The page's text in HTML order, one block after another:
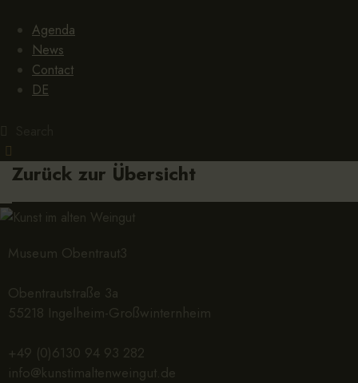
Agenda
News
Contact
DE
Zurück zur Übersicht
Museum Obentraut3
Obentrautstraße 3a
55218 Ingelheim-Großwinternheim
+49 (0)6130 94 93 282
info@kunstimaltenweingut.de